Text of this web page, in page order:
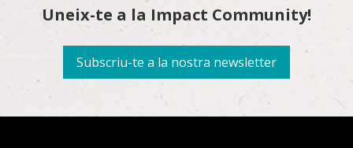
Uneix-te a la Impact Community!
Subscriu-te a la nostra newsletter